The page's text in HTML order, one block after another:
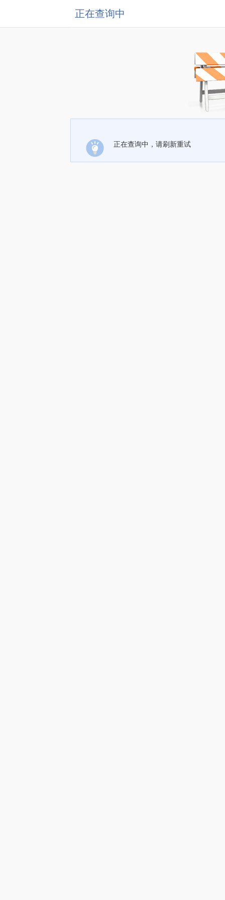
正在查询中
正在查询中，请刷新重试